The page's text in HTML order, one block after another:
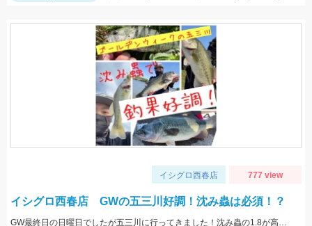
イシグロ西春店 777 view
イシグロ西春店 GWの五三川好調！沈み蟲は必須！？
GW最終日の日曜日でしたが五三川に行ってきました！沈み蟲の1.8が高反応でした！沈み蟲1.8のズル引きで釣果を出せてオフセットフックなので根掛かりも少なくてオススメですよ！